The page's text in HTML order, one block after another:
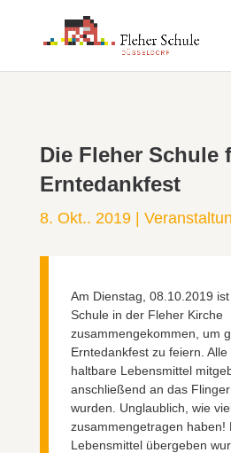
Die Fleher Schule
Erntedankfest
8. Okt.. 2019|
Am Dienstag, 08.10.2019
Schule in der Fleher Kirche
zusammengekommen, um
Erntedankfest zu feiern.
haltbare Lebensmittel
anschließend an das
wurden. Unglaublich, wie
zusammengetragen haben!
Lebensmittel übergeben